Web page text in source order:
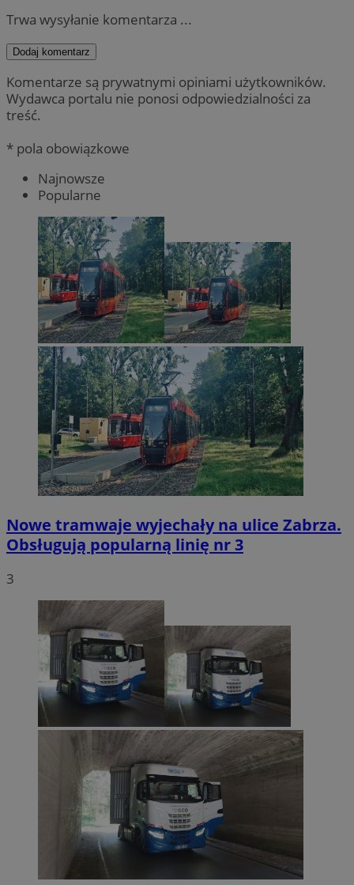
Trwa wysyłanie komentarza ...
Dodaj komentarz
Komentarze są prywatnymi opiniami użytkowników.
Wydawca portalu nie ponosi odpowiedzialności za
treść.
* pola obowiązkowe
Najnowsze
Popularne
Nowe tramwaje wyjechały na ulice Zabrza.
Obsługują popularną linię nr 3
3